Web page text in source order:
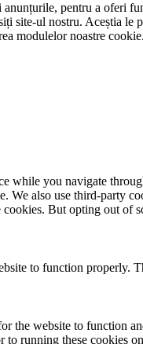
pentru a oferi
site-ul nostru. Aceștia
modulelor noastre
while you navigate
also use third-party
But opting out of
to function properly.
the website to function
to running these cookies